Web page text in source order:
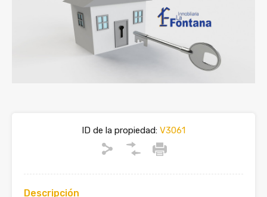
ID de la propiedad: V3061
Descripción